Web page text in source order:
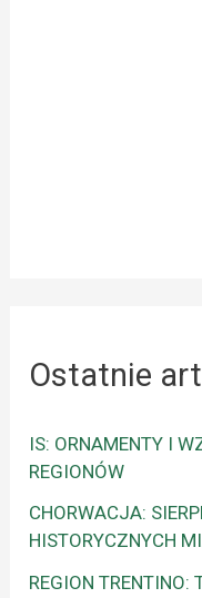
Ostatnie
IS: ORNAMENTY I
REGIONÓW
CHORWACJA:
HISTORYCZNYCH
REGION TRENTINO: